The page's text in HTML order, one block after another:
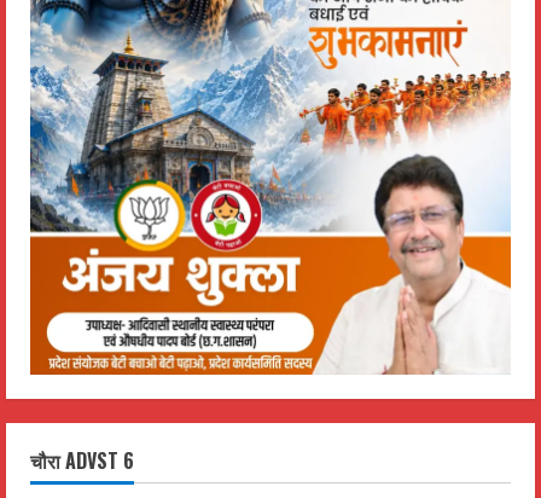
चौरा ADVST 6